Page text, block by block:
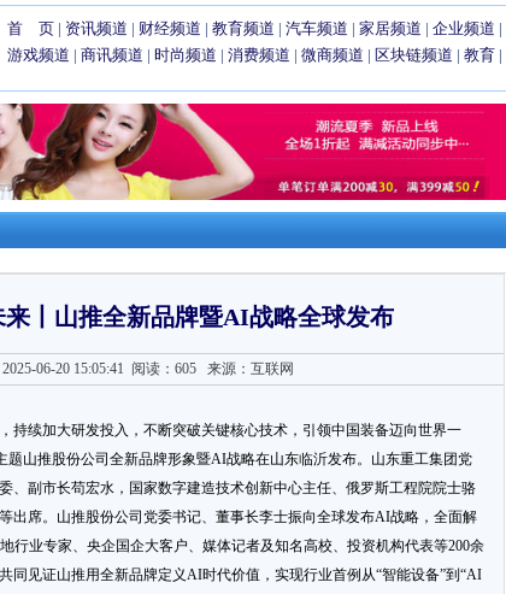
首 页 | 资讯频道 | 财经频道 | 教育频道 | 汽车频道 | 家居频道 | 企业频道 |
游戏频道 | 商讯频道 | 时尚频道 | 消费频道 | 微商频道 | 区块链频道 | 教育 |
丨山推全新品牌暨AI战略全球发布
06-20 15:05:41 阅读：605 来源：互联网
持续加大研发投入，不断突破关键核心技术，引领中国装备迈向世界一
题山推股份公司全新品牌形象暨AI战略在山东临沂发布。山东重工集团党
、副市长苟宏水，国家数字建造技术创新中心主任、俄罗斯工程院院士骆
出席。山推股份公司党委书记、董事长李士振向全球发布AI战略，全面解
行业专家、央企国企大客户、媒体记者及知名高校、投资机构代表等200余
同见证山推用全新品牌定义AI时代价值，实现行业首例从“智能设备”到“AI